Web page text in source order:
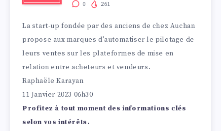
0
261
La start-up fondée par des anciens de chez Auchan
propose aux marques d'automatiser le pilotage de
leurs ventes sur les plateformes de mise en
relation entre acheteurs et vendeurs.
Raphaële Karayan
11 Janvier 2023 06h30
Profitez à tout moment des informations clés
selon vos intérêts.